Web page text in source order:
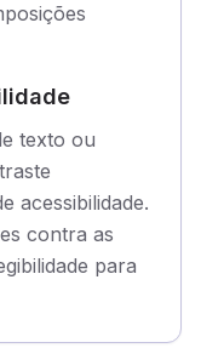
texto ou
acessibilidade.
contra as
para